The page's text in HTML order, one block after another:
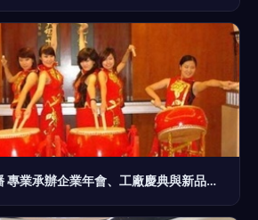
廣州市純臻文化傳播 專業承辦企業年會、工廠慶典與新品發布策劃服務